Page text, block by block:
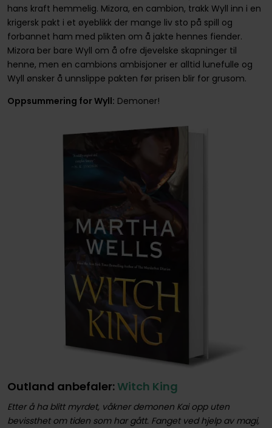
hans kraft hemmelig. Mizora, en cambion, trakk Wyll inn i en
krigersk pakt i et øyeblikk der mange liv sto på spill og
forbannet ham med plikten om å jakte hennes fiender.
Mizora ber bare Wyll om å ofre djevelske skapninger til
henne, men en cambions ambisjoner er alltid lunefulle og
Wyll ønsker å unnslippe pakten før prisen blir for grusom.
Oppsummering for Wyll: Demoner!
Outland anbefaler:Witch King
Etter å ha blitt myrdet, våkner demonen Kai opp uten
bevissthet om tiden som har gått. Fanget ved hjelp av magi,